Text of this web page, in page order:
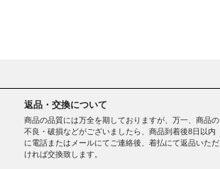
返品・交換について
商品の品質には万全を期しておりますが、万一、商品の
不良・破損などがございましたら、商品到着後8日以内
に電話またはメールにてご連絡後、着払にて返品いただ
ければ交換致します。